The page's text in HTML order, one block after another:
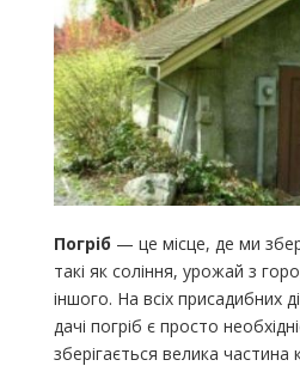
Погріб — це місце, де ми
такі як соління, урожай з
іншого. На всіх присадибних
дачі погріб є просто
зберігається велика частина